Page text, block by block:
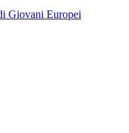
Giovani Europei